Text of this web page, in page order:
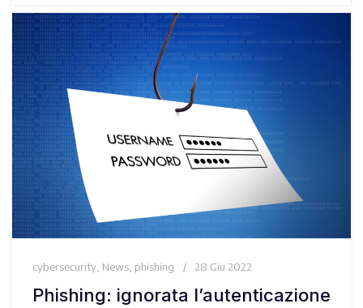
cybersecurity, News, phishing 28 Giu 2022
Phishing: ignorata l’autenticazione